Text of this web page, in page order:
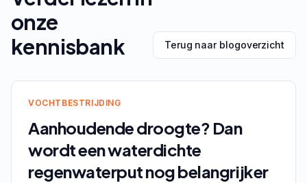
onze
kennisbank
Terug naar blogoverzicht
VOCHTBESTRIJDING
Aanhoudende droogte? Dan
wordt een waterdichte
regenwaterput nog belangrijker